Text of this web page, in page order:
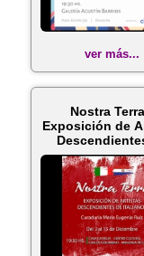
ver más...
Nostra
Exposición de
Italianos